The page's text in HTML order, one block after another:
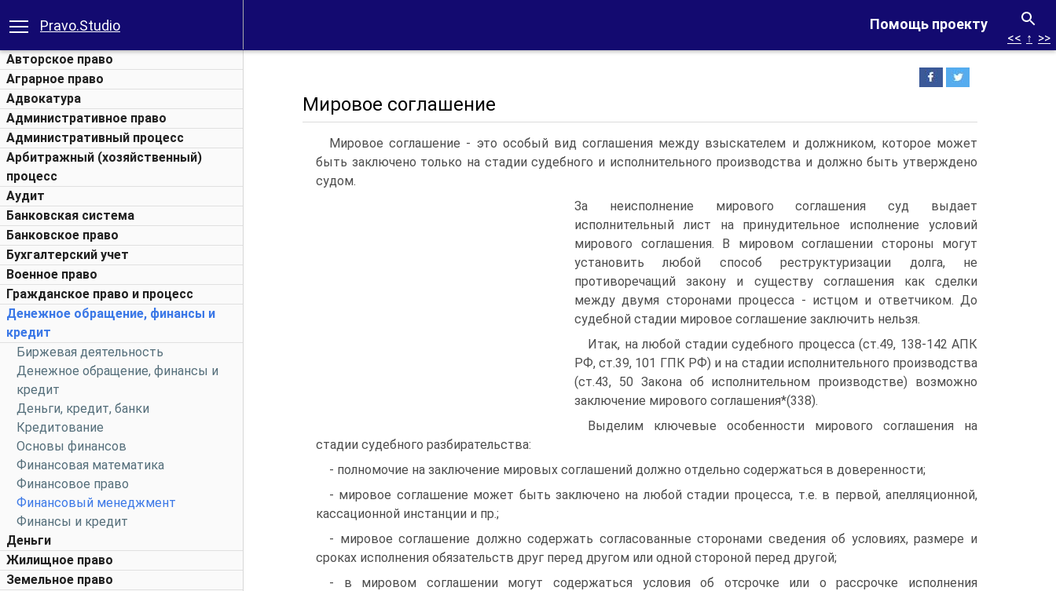
Помощь проекту
Pravo.Studio
Авторское право
Аграрное право
Адвокатура
Административное право
Административный процесс
Арбитражный (хозяйственный)
процесс
Аудит
Банковская система
Банковское право
Бухгалтерский учет
Военное право
Гражданское право и процесс
Денежное обращение, финансы и
кредит
Биржевая деятельность
Денежное обращение, финансы и
кредит
Деньги, кредит, банки
Кредитование
Основы финансов
Финансовая математика
Финансовое право
Финансовый менеджмент
Финансы и кредит
Деньги
Жилищное право
Земельное право
<< ↑ >>
Мировое соглашение
Мировое соглашение - это особый вид соглашения между взыскателем и должником, которое может
быть заключено только на стадии судебного и исполнительного производства и должно быть утверждено
судом.
За неисполнение мирового соглашения суд выдает
исполнительный лист на принудительное исполнение условий
мирового соглашения. В мировом соглашении стороны могут
установить любой способ реструктуризации долга, не
противоречащий закону и существу соглашения как сделки
между двумя сторонами процесса - истцом и ответчиком. До
судебной стадии мировое соглашение заключить нельзя.
Итак, на любой стадии судебного процесса (ст.49, 138-142 АПК
РФ, ст.39, 101 ГПК РФ) и на стадии исполнительного производства
(ст.43, 50 Закона об исполнительном производстве) возможно
заключение мирового соглашения*(338).
Выделим ключевые особенности мирового соглашения на
стадии судебного разбирательства:
- полномочие на заключение мировых соглашений должно отдельно содержаться в доверенности;
- мировое соглашение может быть заключено на любой стадии процесса, т.е. в первой, апелляционной,
кассационной инстанции и пр.;
- мировое соглашение должно содержать согласованные сторонами сведения об условиях, размере и
сроках исполнения обязательств друг перед другом или одной стороной перед другой;
- в мировом соглашении могут содержаться условия об отсрочке или о рассрочке исполнения